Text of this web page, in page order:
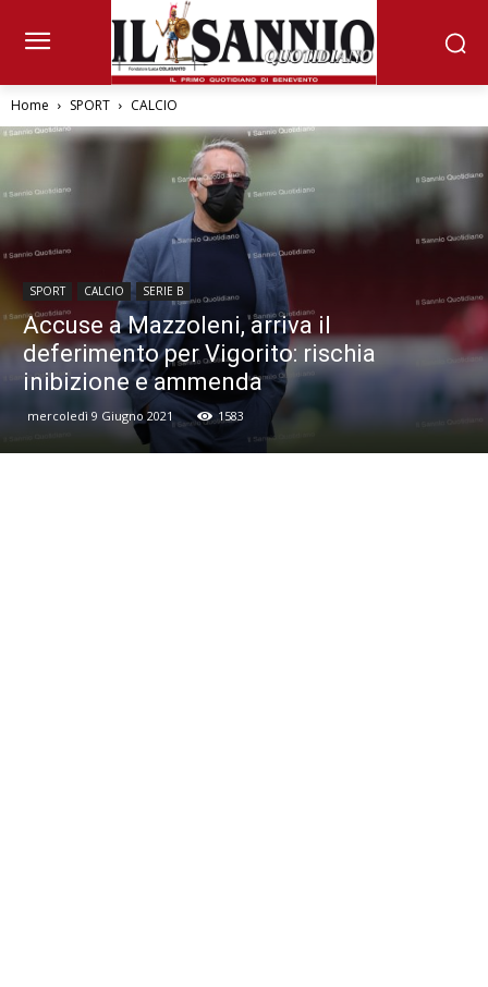
Home SPORT CALCIO
SPORT CALCIO SERIE B
Accuse a Mazzoleni, arriva il
deferimento per Vigorito: rischia
inibizione e ammenda
mercoledì 9 Giugno 2021 1583